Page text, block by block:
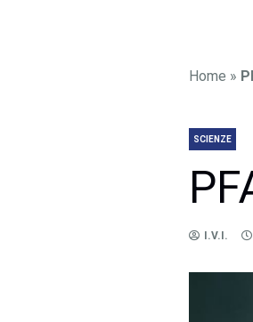
Home »
SCIENZE
I.V.I.